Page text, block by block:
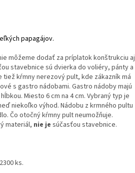
papagájov.
môžeme dodať za príplatok konštrukciu aj
stavebnice sú dvierka do voliéry, pánty a
kŕmny nerezový pult, kde zákazník má
s gastro nádobami. Gastro nádoby majú
Miesto 6 cm na 4 cm. Vybraný typ je
niekoľko výhod. Nádobu z krmného pultu
Čo otočný kŕmny pult neumožňuje.
materiál, nie je súčasťou stavebnice.
ks.